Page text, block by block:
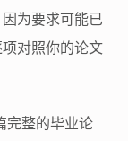
为要求可能已
对照你的论文
完整的毕业论